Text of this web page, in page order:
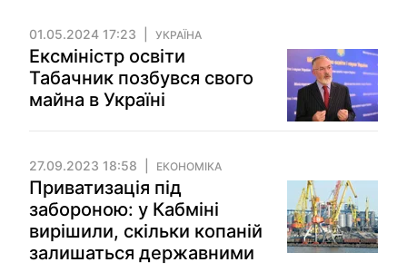
01.05.2024 17:23 УКРАЇНА
Ексміністр освіти
Табачник позбувся свого
майна в Україні
27.09.2023 18:58 ЕКОНОМІКА
Приватизація під
забороною: у Кабміні
вирішили, скільки копаній
залишаться державними